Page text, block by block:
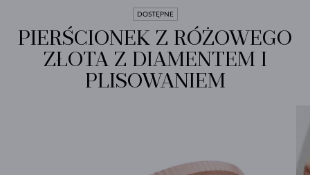
DOSTĘPNE
PIERŚCIONEK Z RÓŻOWEGO
ZŁOTA Z DIAMENTEM I
PLISOWANIEM